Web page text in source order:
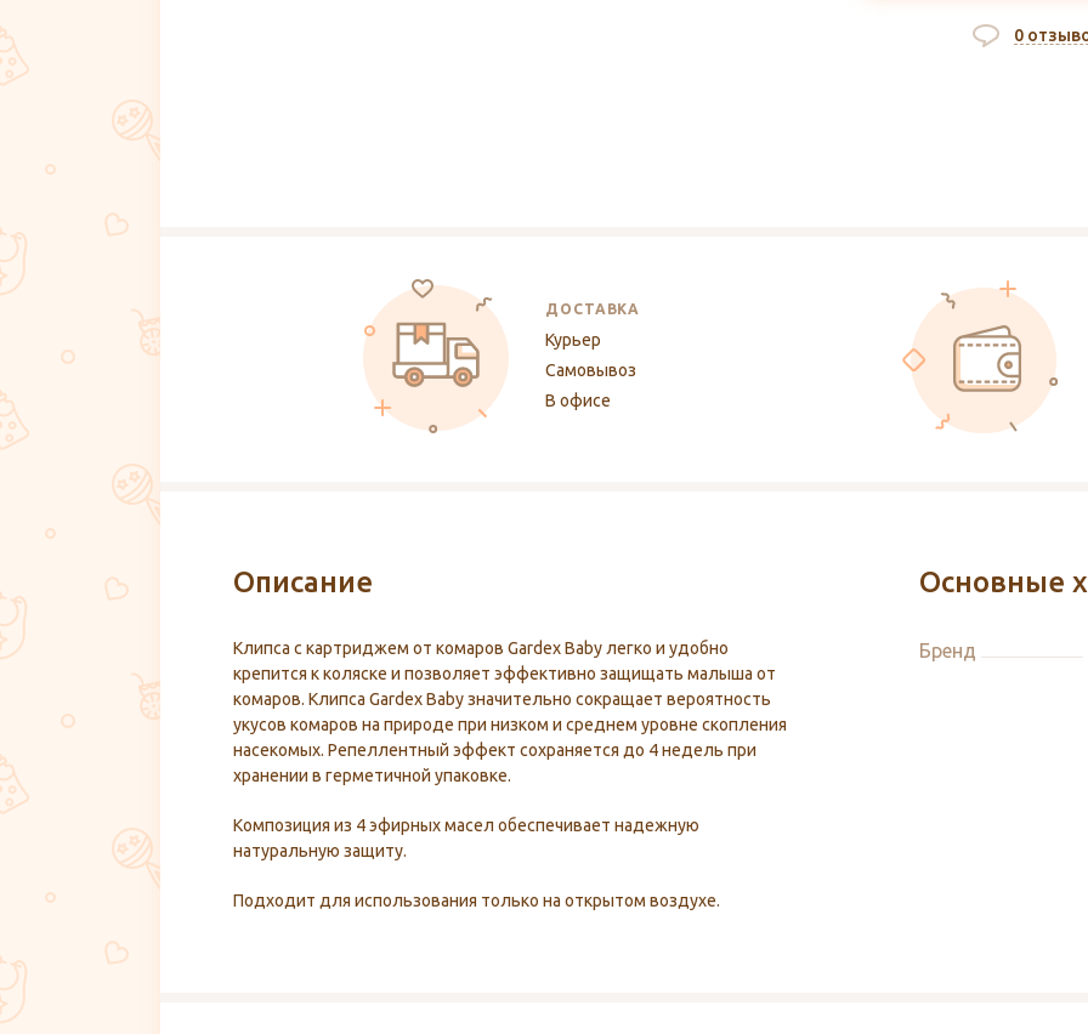
0
ДОСТАВКА
Курьер
Самовывоз
В офисе
Описание
Клипса с картриджем от комаров Gardex Baby легко и удобно
крепится к коляске и позволяет эффективно защищать малыша от
комаров. Клипса Gardex Baby значительно сокращает вероятность
укусов комаров на природе при низком и среднем уровне скопления
насекомых. Репеллентный эффект сохраняется до 4 недель при
хранении в герметичной упаковке.
Композиция из 4 эфирных масел обеспечивает надежную
натуральную защиту.
Подходит для использования только на открытом воздухе.
Основные
Бренд